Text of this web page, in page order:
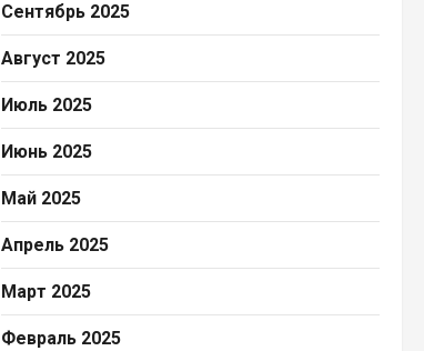
Сентябрь 2025
Август 2025
Июль 2025
Июнь 2025
Май 2025
Апрель 2025
Март 2025
Февраль 2025